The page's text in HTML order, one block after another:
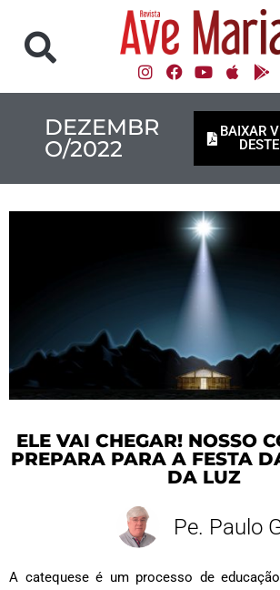
DEZEMBR
O/2022
BAIXAR
ELE VAI CHEGAR! NOSSO
PREPARA PARA A FESTA
DA LUZ
Pe. Paulo
A catequese é um processo de